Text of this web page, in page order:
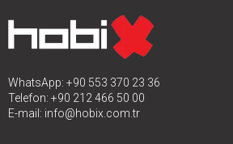
WhatsApp: +90 553 370 23 36
Telefon: +90 212 466 50 00
E-mail: info@hobix.com.tr